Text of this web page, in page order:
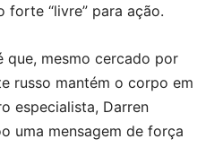
forte “livre” para ação.
que, mesmo cercado por
russo mantém o corpo em
especialista, Darren
uma mensagem de força